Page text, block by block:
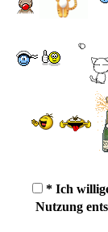
* Ich
Nutzung